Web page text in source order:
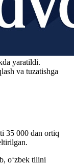
yaratildi.
va tuzatishga
35 000 dan ortiq
o‘zbek tilini